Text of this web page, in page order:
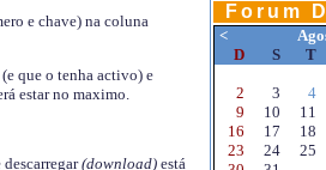
e chave) na coluna
que o tenha activo) e
estar no maximo.
(download)está
Forum
<
D
S T
2
3 4
9
10 11
16
17 18
23
24 25